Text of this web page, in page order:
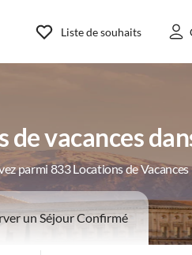
Liste de souhaits
vacances
parmi 833 Locations de Vacances
un Séjour Confirmé